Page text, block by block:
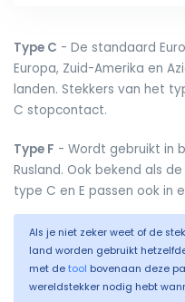
Type C - De standaard
Europa, Zuid-Amerika en
landen. Stekkers van het
C stopcontact.
Type F - Wordt gebruikt in
Rusland. Ook bekend als
type C en E passen ook in
Als je niet zeker weet of de
land worden gebruikt
met de tool bovenaan deze
wereldstekker nodig hebt